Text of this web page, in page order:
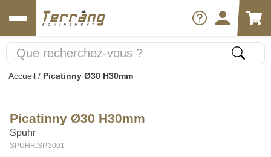
Accueil / Picatinny Ø30 H30mm
Picatinny Ø30 H30mm
Spuhr
SPUHR.SP.3001